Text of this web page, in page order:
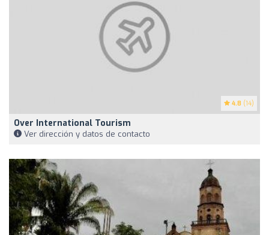
4.8 (14)
Over International Tourism
Ver dirección y datos de contacto